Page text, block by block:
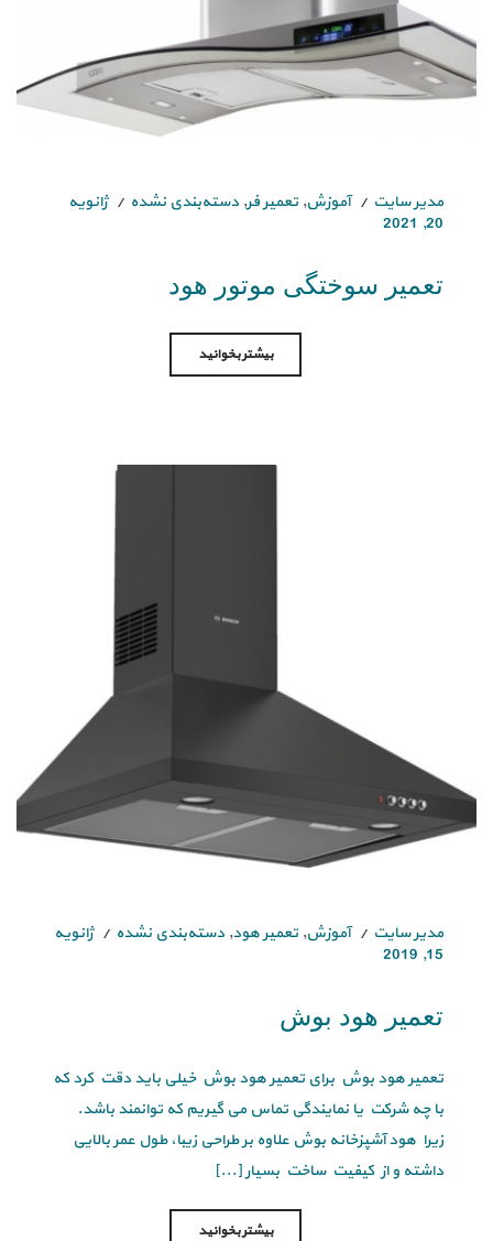
مدیر سایت آموزش, تعمیر فر, دسته‌بندی نشده
ژانویه
20, 2021
تعمیر سوختگی موتور هود
بیشتر بخوانید
مدیر سایت آموزش, تعمیر هود, دسته‌بندی نشده
ژانویه
15, 2019
تعمیر هود بوش
تعمیر هود بوش برای تعمیر هود بوش خیلی باید دقت کرد که
با چه شرکت یا نمایندگی تماس می گیریم که توانمند باشد.
زیرا هود آشپزخانه بوش علاوه بر طراحی زیبا، طول عمر بالایی
داشته و از کیفیت ساخت بسیار [...]
بیشتر بخوانید